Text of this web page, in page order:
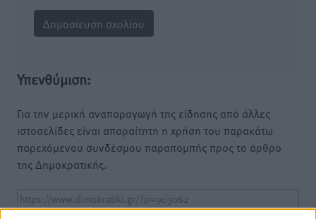
Υπενθύμιση:
Για την μερική αναπαραγωγή της είδησης από άλλες
ιστοσελίδες είναι απαραίτητη η χρήση του παρακάτω
παρεχόμενου συνδέσμου παραπομπής προς το άρθρο
της Δημοκρατικής.